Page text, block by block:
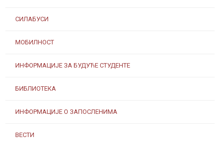
СИЛАБУСИ
МОБИЛНОСТ
ИНФОРМАЦИЈЕ ЗА БУДУЋЕ СТУДЕНТЕ
БИБЛИОТЕКА
ИНФОРМАЦИЈЕ О ЗАПОСЛЕНИМА
ВЕСТИ